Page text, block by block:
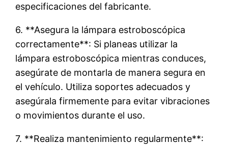
especificaciones del fabricante.
6. **Asegura la lámpara estroboscópica
correctamente**: Si planeas utilizar la
lámpara estroboscópica mientras conduces,
asegúrate de montarla de manera segura en
el vehículo. Utiliza soportes adecuados y
asegúrala firmemente para evitar vibraciones
o movimientos durante el uso.
7. **Realiza mantenimiento regularmente**: